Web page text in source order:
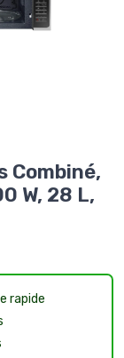
Combiné,
W, 28 L,
rapide